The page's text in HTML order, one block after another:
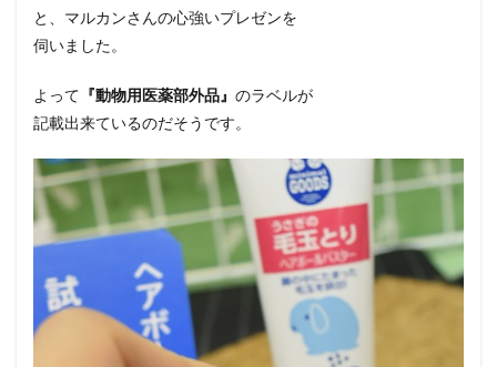
と、マルカンさんの心強いプレゼンを
伺いました。
よって 『動物用医薬部外品』 のラベルが
記載出来ているのだそうです。